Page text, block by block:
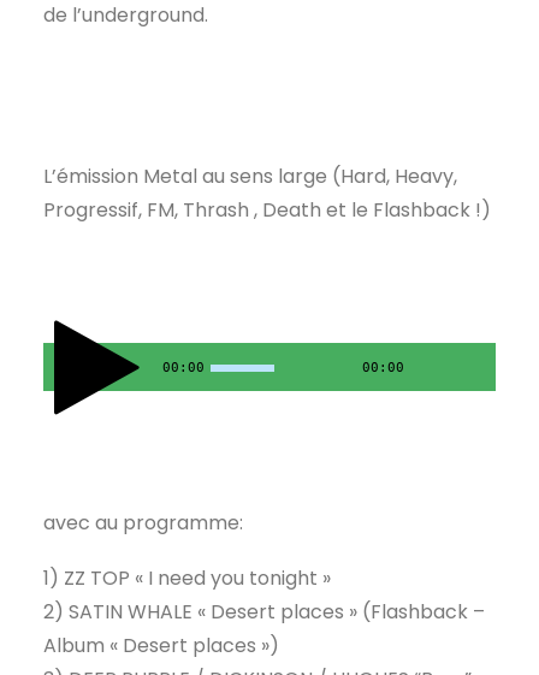
de l’underground.
L’émission Metal au sens large (Hard, Heavy,
Progressif, FM, Thrash , Death et le Flashback !)
00:00 00:00
avec au programme:
1) ZZ TOP « I need you tonight »
2) SATIN WHALE « Desert places » (Flashback –
Album « Desert places »)